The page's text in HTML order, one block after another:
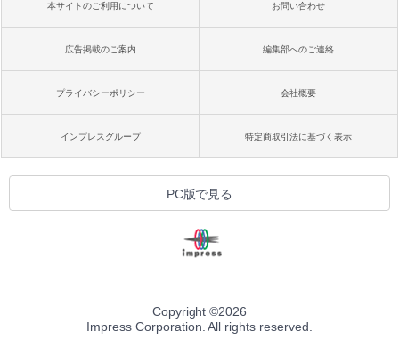
本サイトのご利用について お問い合わせ
広告掲載のご案内 編集部へのご連絡
プライバシーポリシー 会社概要
インプレスグループ 特定商取引法に基づく表示
PC版で見る
Copyright ©2026
Impress Corporation. All rights reserved.